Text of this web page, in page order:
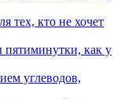
тех, кто не хочет
пятиминутки, как у
углеводов,